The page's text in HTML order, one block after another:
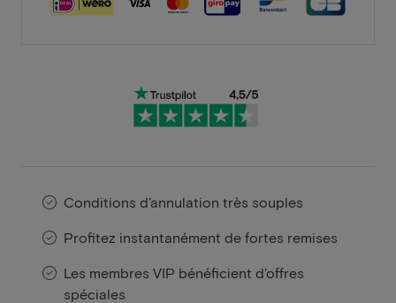
Conditions d'annulation très souples
Profitez instantanément de fortes remises
Les membres VIP bénéficient d'offres
spéciales